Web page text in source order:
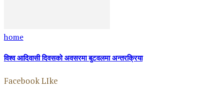
home
विश्व आदिवासी दिवसको अवसरमा बुटवलमा अन्तरक्रिया
Facebook LIke